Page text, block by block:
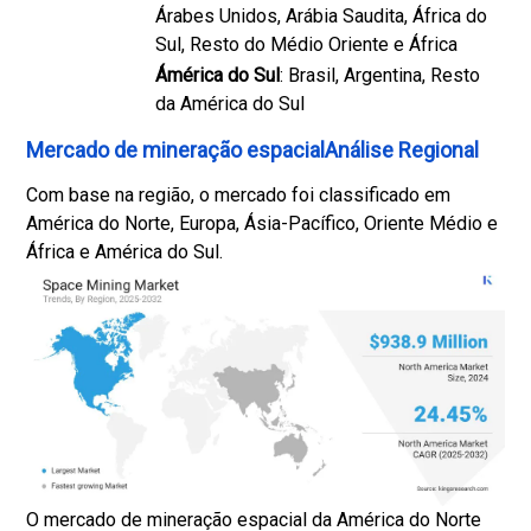
Árabes Unidos, Arábia Saudita, África do
Sul, Resto do Médio Oriente e África
Ámérica do Sul: Brasil, Argentina, Resto
da América do Sul
Mercado de mineração espacialAnálise Regional
Com base na região, o mercado foi classificado em
América do Norte, Europa, Ásia-Pacífico, Oriente Médio e
África e América do Sul.
O mercado de mineração espacial da América do Norte